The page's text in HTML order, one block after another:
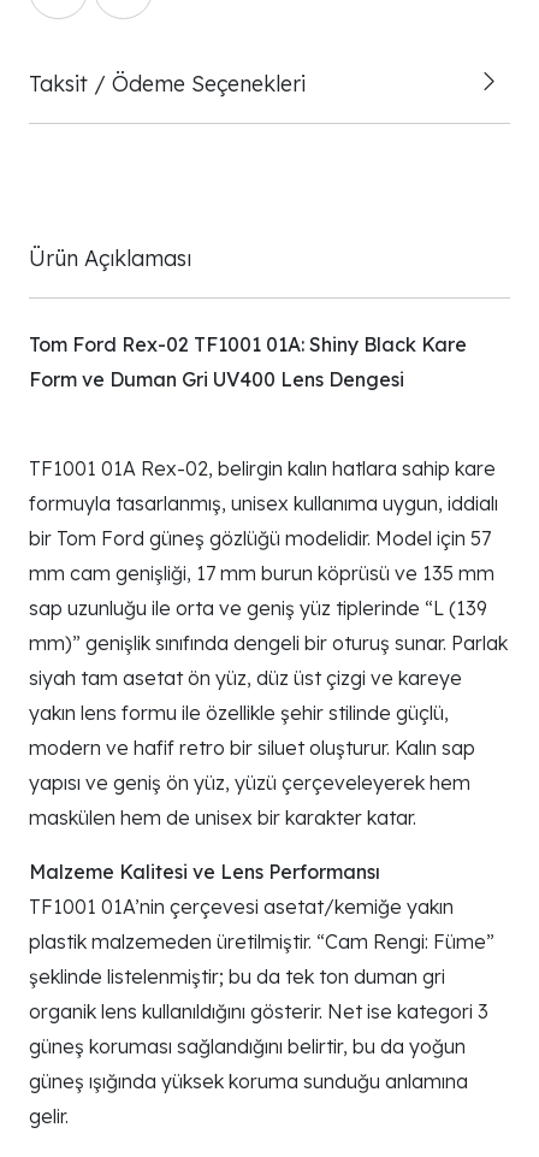
Taksit / Ödeme Seçenekleri
Ürün Açıklaması
Tom Ford Rex-02 TF1001 01A: Shiny Black Kare
Form ve Duman Gri UV400 Lens Dengesi
TF1001 01A Rex-02, belirgin kalın hatlara sahip kare
formuyla tasarlanmış, unisex kullanıma uygun, iddialı
bir Tom Ford güneş gözlüğü modelidir. Model için 57
mm cam genişliği, 17 mm burun köprüsü ve 135 mm
sap uzunluğu ile orta ve geniş yüz tiplerinde “L (139
mm)” genişlik sınıfında dengeli bir oturuş sunar. Parlak
siyah tam asetat ön yüz, düz üst çizgi ve kareye
yakın lens formu ile özellikle şehir stilinde güçlü,
modern ve hafif retro bir siluet oluşturur. Kalın sap
yapısı ve geniş ön yüz, yüzü çerçeveleyerek hem
maskülen hem de unisex bir karakter katar.
Malzeme Kalitesi ve Lens Performansı
TF1001 01A’nin çerçevesi asetat/kemiğe yakın
plastik malzemeden üretilmiştir. “Cam Rengi: Füme”
şeklinde listelenmiştir; bu da tek ton duman gri
organik lens kullanıldığını gösterir. Net ise kategori 3
güneş koruması sağlandığını belirtir, bu da yoğun
güneş ışığında yüksek koruma sunduğu anlamına
gelir.